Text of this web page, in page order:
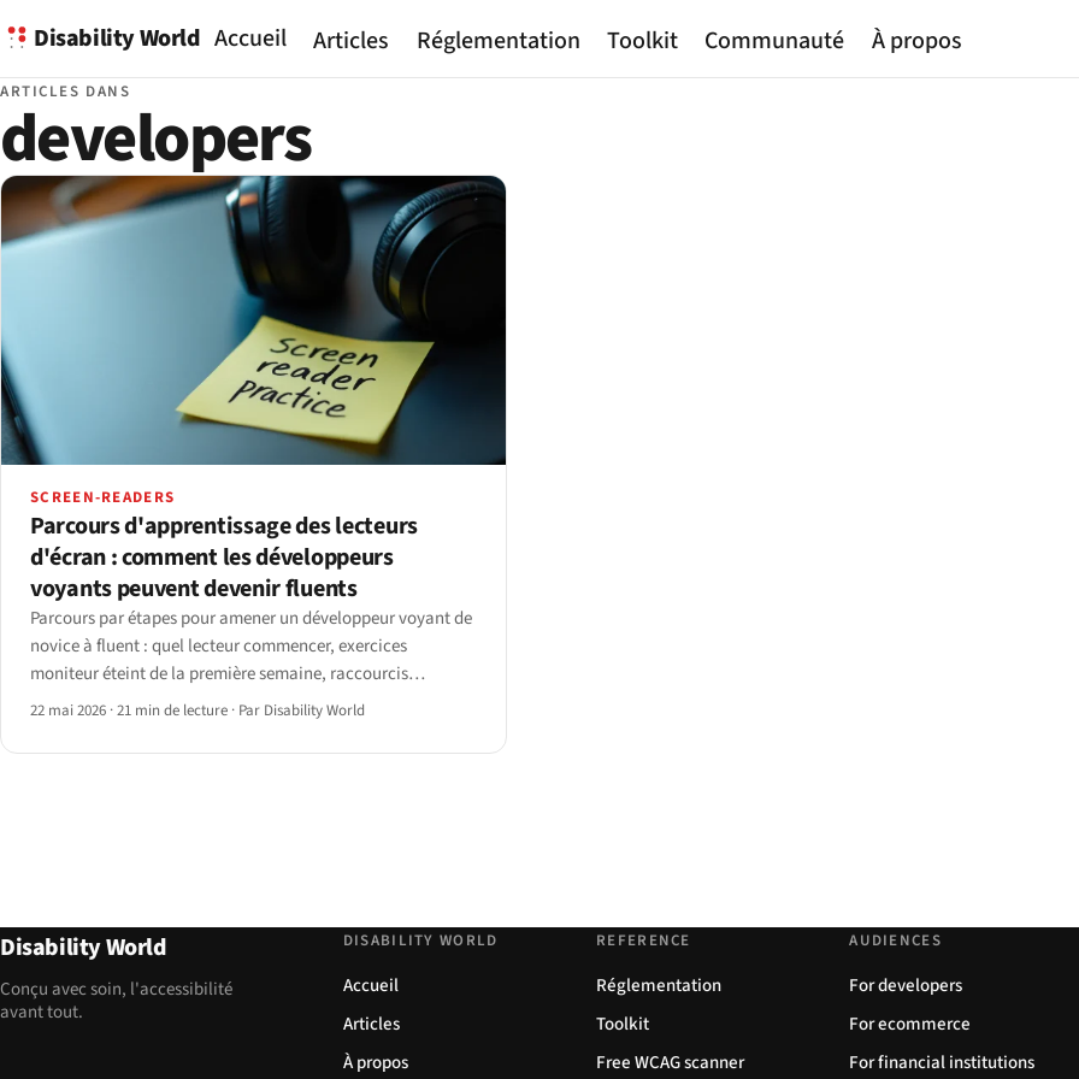
Disability World Accueil Articles Réglementation Toolkit Communauté À propos
ARTICLES DANS
developers
SCREEN-READERS
Parcours d'apprentissage des lecteurs
d'écran : comment les développeurs
voyants peuvent devenir fluents
Parcours par étapes pour amener un développeur voyant de
novice à fluent : quel lecteur commencer, exercices
moniteur éteint de la première semaine, raccourcis
développeur que presque personne n'enseigne, et repères
22 mai 2026 ·21 min de lecture · Par Disability World
Disability World
Conçu avec soin, l'accessibilité
avant tout.
DISABILITY WORLD
Accueil
Articles
À propos
REFERENCE
Réglementation
Toolkit
Free WCAG scanner
AUDIENCES
For developers
For ecommerce
For financial institutions